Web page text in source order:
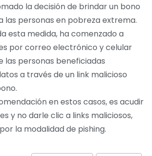
la decisión de brindar un bono
las personas en pobreza extrema.
esta medida, ha comenzado a
por correo electrónico y celular
las personas beneficiadas
a través de un link malicioso
en estos casos, es acudir
y no darle clic a links maliciosos,
la modalidad de pishing.